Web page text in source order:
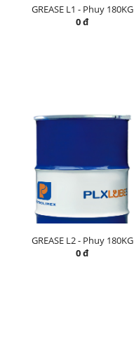
GREASE L1 - Phuy 180KG
0 đ
GREASE L2 - Phuy 180KG
0 đ